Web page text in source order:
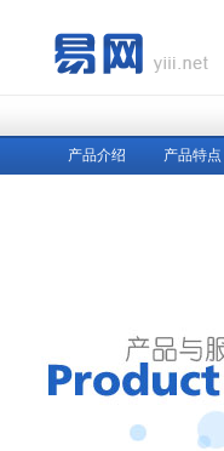
产品介绍 产品特点